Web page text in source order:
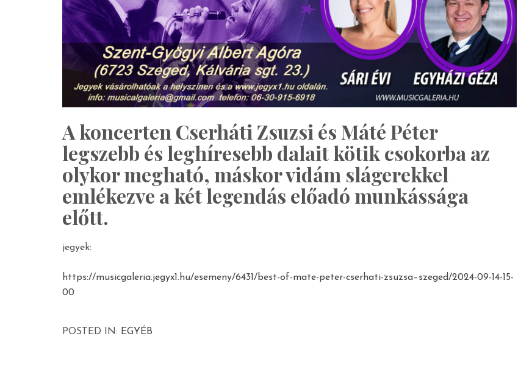
A koncerten Cserháti Zsuzsi és Máté Péter
legszebb és leghíresebb dalait kötik csokorba az
olykor megható, máskor vidám slágerekkel
emlékezve a két legendás előadó munkássága
előtt.
jegyek:
https://musicgaleria.jegyx1.hu/esemeny/6431/best-of-mate-peter-cserhati-zsuzsa–szeged/2024-09-14-15-
00
POSTED IN: EGYÉB